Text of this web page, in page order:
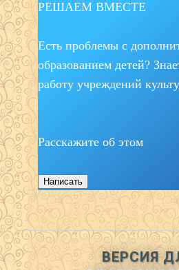
РЕШАЕМ ВМЕСТЕ
Есть проблемы с
образованием детей?
работу учреждений
Расскажите об этом
Написать
ВЕРСИЯ